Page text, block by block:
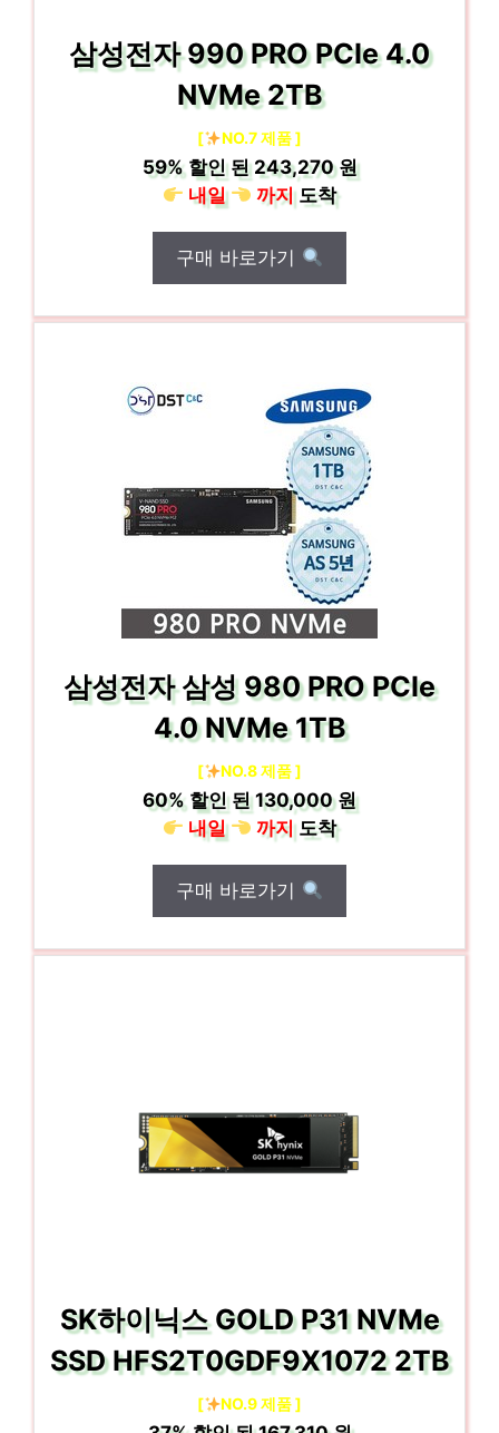
삼성전자 990 PRO PCIe 4.0
NVMe 2TB
[ NO.7 제품 ]
59%할인 된243,270 원
내일
까지도착
구매 바로가기
삼성전자 삼성 980 PRO PCIe
4.0 NVMe 1TB
[ NO.8 제품 ]
60%할인 된130,000 원
내일
까지도착
구매 바로가기
SK하이닉스 GOLD P31 NVMe
SSD HFS2T0GDF9X1072 2TB
[ NO.9 제품 ]